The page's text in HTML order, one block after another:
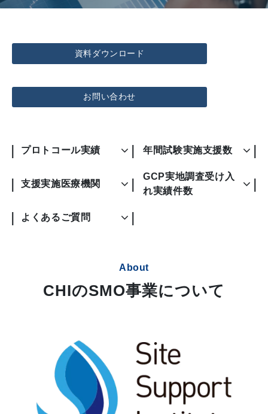
資料ダウンロード
お問い合わせ
プロトコール実績 年間試験実施支援数
支援実施医療機関
GCP実地調査受け入
れ実績件数
よくあるご質問
About
CHIのSMO事業について